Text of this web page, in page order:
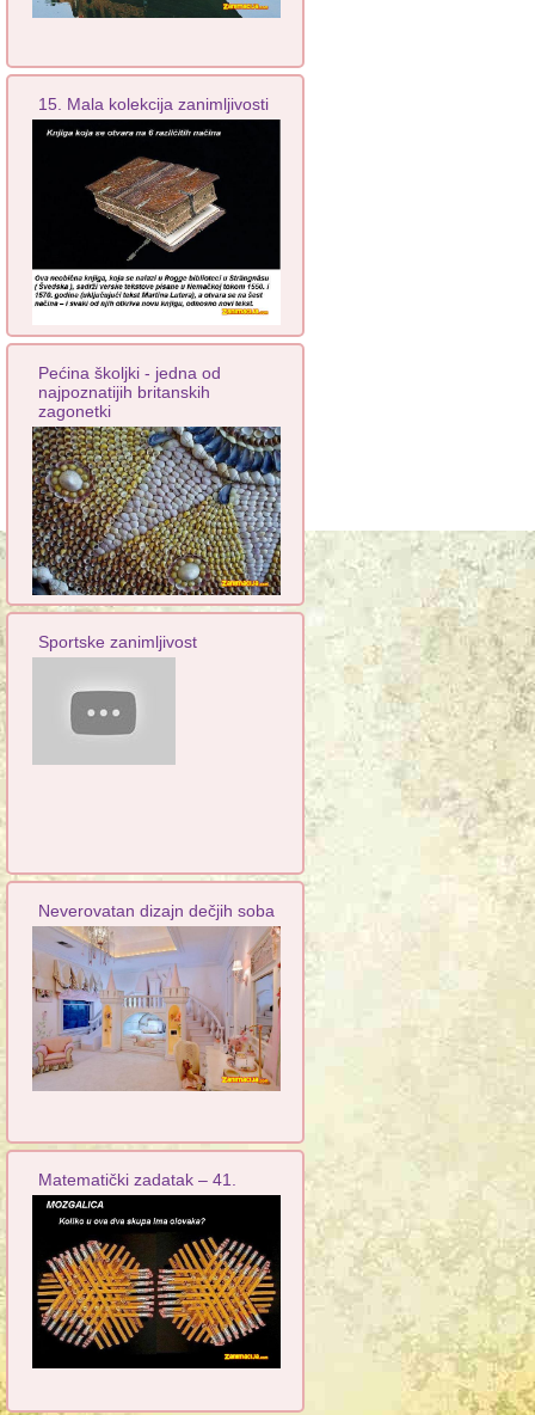
15. Mala kolekcija zanimljivosti
Pećina školjki - jedna od
najpoznatijih britanskih
zagonetki
Sportske zanimljivost
Neverovatan dizajn dečjih soba
Matematički zadatak – 41.